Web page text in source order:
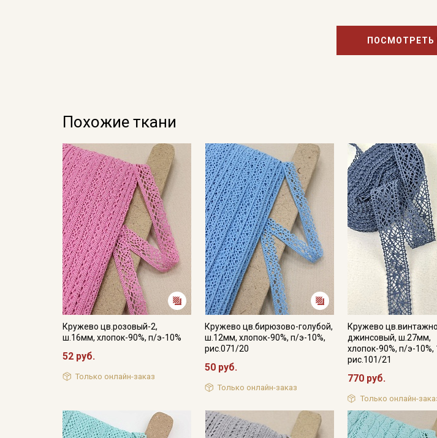
ПОСМОТРЕТЬ
Похожие ткани
Кружево цв.розовый-2,
ш.16мм, хлопок-90%, п/э-10%
52 руб.
Только онлайн-заказ
Кружево цв.бирюзово-голубой,
ш.12мм, хлопок-90%, п/э-10%,
рис.071/20
50 руб.
Только онлайн-заказ
Кружево
джинсовый, ш.27мм,
хлопок-90%, п/э-10%,
рис.101/21
770 руб.
Только онлайн-